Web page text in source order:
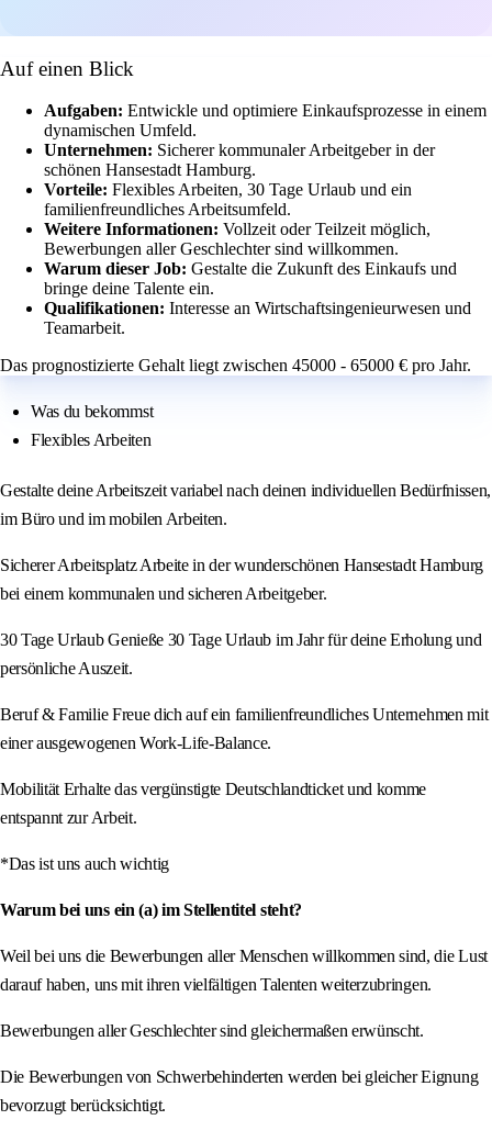
Auf einen Blick
Aufgaben: Entwickle und optimiere Einkaufsprozesse in einem
dynamischen Umfeld.
Unternehmen: Sicherer kommunaler Arbeitgeber in der
schönen Hansestadt Hamburg.
Vorteile: Flexibles Arbeiten, 30 Tage Urlaub und ein
familienfreundliches Arbeitsumfeld.
Weitere Informationen: Vollzeit oder Teilzeit möglich,
Bewerbungen aller Geschlechter sind willkommen.
Warum dieser Job: Gestalte die Zukunft des Einkaufs und
bringe deine Talente ein.
Qualifikationen: Interesse an Wirtschaftsingenieurwesen und
Teamarbeit.
Das prognostizierte Gehalt liegt zwischen 45000 - 65000 € pro Jahr.
Was du bekommst
Flexibles Arbeiten
Gestalte deine Arbeitszeit variabel nach deinen individuellen Bedürfnissen,
im Büro und im mobilen Arbeiten.
Sicherer Arbeitsplatz Arbeite in der wunderschönen Hansestadt Hamburg
bei einem kommunalen und sicheren Arbeitgeber.
30 Tage Urlaub Genieße 30 Tage Urlaub im Jahr für deine Erholung und
persönliche Auszeit.
Beruf & Familie Freue dich auf ein familienfreundliches Unternehmen mit
einer ausgewogenen Work-Life-Balance.
Mobilität Erhalte das vergünstigte Deutschlandticket und komme
entspannt zur Arbeit.
*Das ist uns auch wichtig
Warum bei uns ein (a) im Stellentitel steht?
Weil bei uns die Bewerbungen aller Menschen willkommen sind, die Lust
darauf haben, uns mit ihren vielfältigen Talenten weiterzubringen.
Bewerbungen aller Geschlechter sind gleichermaßen erwünscht.
Die Bewerbungen von Schwerbehinderten werden bei gleicher Eignung
bevorzugt berücksichtigt.